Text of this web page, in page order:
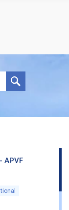
Rechercher
APVF